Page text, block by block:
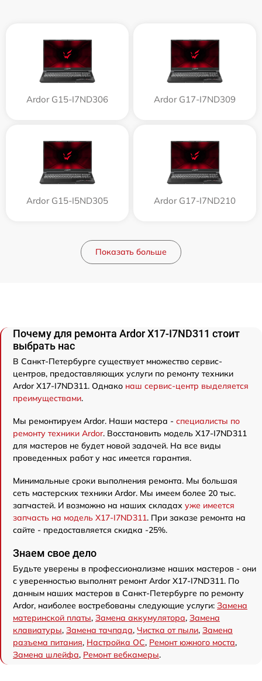
Ardor G15-I7ND306 Ardor G17-I7ND309
Ardor G15-I5ND305 Ardor G17-I7ND210
Показать больше
Почему для ремонта Ardor X17-I7ND311 стоит
выбрать нас
В Санкт-Петербурге существует множество сервис-
центров, предоставляющих услуги по ремонту техники
Ardor X17-I7ND311. Однако наш сервис-центр выделяется
преимуществами.
Мы ремонтируем Ardor. Наши мастера - специалисты по
ремонту техники Ardor. Восстановить модель X17-I7ND311
для мастеров не будет новой задачей. На все виды
проведенных работ у нас имеется гарантия.
Минимальные сроки выполнения ремонта. Мы большая
сеть мастерских техники Ardor. Мы имеем более 20 тыс.
запчастей. И возможно на наших складах уже имеется
запчасть на модель X17-I7ND311. При заказе ремонта на
сайте - предоставляется скидка -25%.
Знаем свое дело
Будьте уверены в профессионализме наших мастеров - они
с уверенностью выполнят ремонт Ardor X17-I7ND311. По
данным наших мастеров в Санкт-Петербурге по ремонту
Ardor, наиболее востребованы следующие услуги: Замена
материнской платы, Замена аккумулятора, Замена
клавиатуры, Замена тачпада, Чистка от пыли, Замена
разъема питания, Настройка ОС, Ремонт южного моста,
Замена шлейфа, Ремонт вебкамеры.